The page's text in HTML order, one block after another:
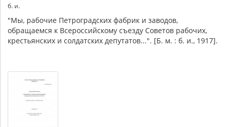
б. и.
"Мы, рабочие Петроградских фабрик и заводов,
обращаемся к Всероссийскому съезду Советов рабочих,
крестьянских и солдатских депутатов...". [Б. м. : б. и., 1917].